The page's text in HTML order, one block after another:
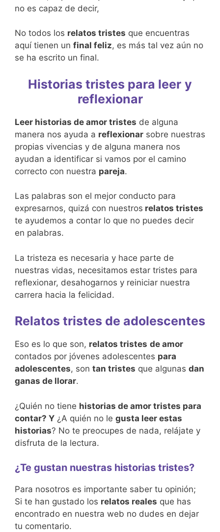
no es capaz de decir,
No todos los relatos tristes que encuentras
aquí tienen un final feliz, es más tal vez aún no
se ha escrito un final.
Historias tristes para leer y
reflexionar
Leer historias de amor tristes de alguna
manera nos ayuda a reflexionar sobre nuestras
propias vivencias y de alguna manera nos
ayudan a identificar si vamos por el camino
correcto con nuestra pareja.
Las palabras son el mejor conducto para
expresarnos, quizá con nuestros relatos tristes
te ayudemos a contar lo que no puedes decir
en palabras.
La tristeza es necesaria y hace parte de
nuestras vidas, necesitamos estar tristes para
reflexionar, desahogarnos y reiniciar nuestra
carrera hacia la felicidad.
Relatos tristes de adolescentes
Eso es lo que son, relatos tristes de amor
contados por jóvenes adolescentes para
adolescentes, son tan tristes que algunas dan
ganas de llorar.
¿Quién no tiene historias de amor tristes para
contar? Y ¿A quién no le gusta leer estas
historias? No te preocupes de nada, relájate y
disfruta de la lectura.
¿Te gustan nuestras historias tristes?
Para nosotros es importante saber tu opinión;
Si te han gustado los relatos reales que has
encontrado en nuestra web no dudes en dejar
tu comentario.